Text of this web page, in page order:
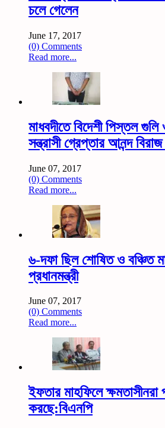
চলে গেলেন
June 17, 2017
(0) Comments
Read more...
মাধবদীতে বিদেশী পিস্তল
সন্ত্রাসী গ্রেপ্তার আনন্দ
June 07, 2017
(0) Comments
Read more...
৬-দফা ছিল শোষিত ও বঞ্চিত
প্রধানমন্ত্রী
June 07, 2017
(0) Comments
Read more...
ইফতার মাহফিলে ক্ষমতাসীনরা
করছে:বিএনপি